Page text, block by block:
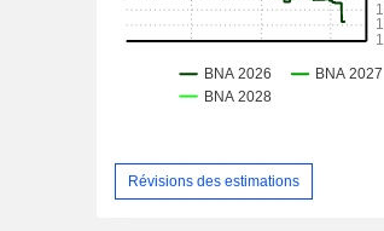
Révisions des estimations